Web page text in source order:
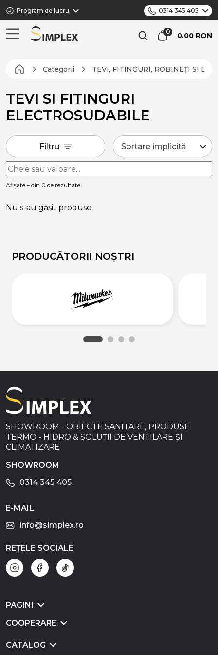
Program de lucru 0314 345 405
0.00 RON
Categorii TEVI, FITINGURI, ROBINEȚI SI
TEVI SI FITINGURI
ELECTROSUDABILE
Afișate – din 0 de rezultate
Filtru
Nu s-au găsit produse.
PRODUCĂTORII NOȘTRI
SHOWROOM - OBIECTE SANITARE, PRODUSE
TERMO - HIDRO & SOLUȚII DE VENTILARE ȘI
CLIMATIZARE
SHOWROOM
0314 345 405
E-MAIL
info@simplex.ro
REȚELE SOCIALE
PAGINI
COOPERARE
CATALOG